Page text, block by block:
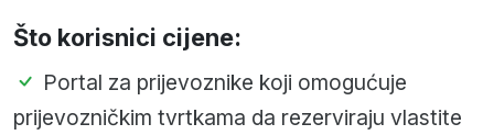
Što korisnici cijene:
Portal za prijevoznike koji omogućuje
prijevozničkim tvrtkama da rezerviraju vlastite